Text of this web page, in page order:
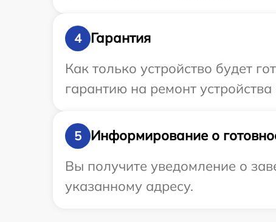
4
Гарантия
Как только устройство будет
гарантию на ремонт
5
Информирование о
Вы получите уведомление о
указанному адресу.